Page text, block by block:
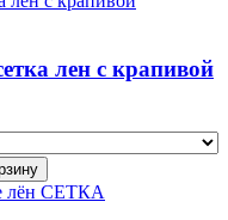
лен с крапивой